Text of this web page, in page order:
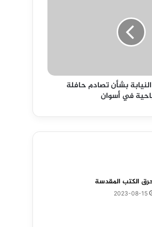
بشأن تصادم حافلة
في أسوان
الكتب المقدسة
2023-08-15